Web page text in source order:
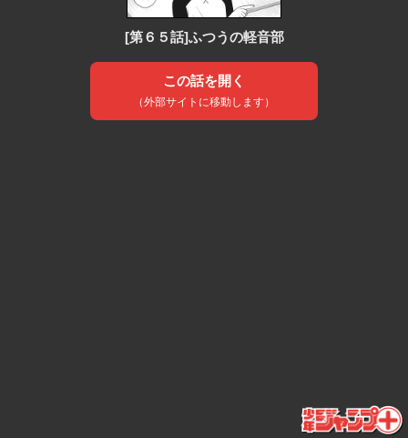
[第６５話]ふつうの軽音部
この話を開く
（外部サイトに移動します）